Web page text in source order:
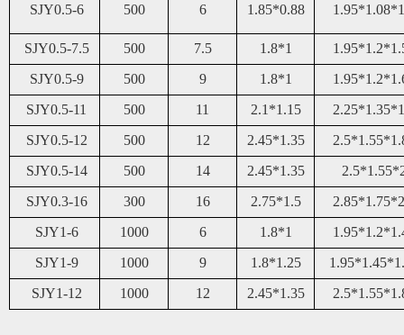
SJY0.5-6 500 6 1.85*0.88
SJY0.5-7.5 500 7.5 1.8*1
SJY0.5-9
500 9 1.8*1
SJY0.5-11
500 11 2.1*1.15
SJY0.5-12
500 12 2.45*1.35
SJY0.5-14 500 14 2.45*1.35
SJY0.3-16
300 16 2.75*1.5
SJY1-6
1000 6 1.8*1
SJY1-9
1000 9 1.8*1.25
SJY1-12
1000 12 2.45*1.35